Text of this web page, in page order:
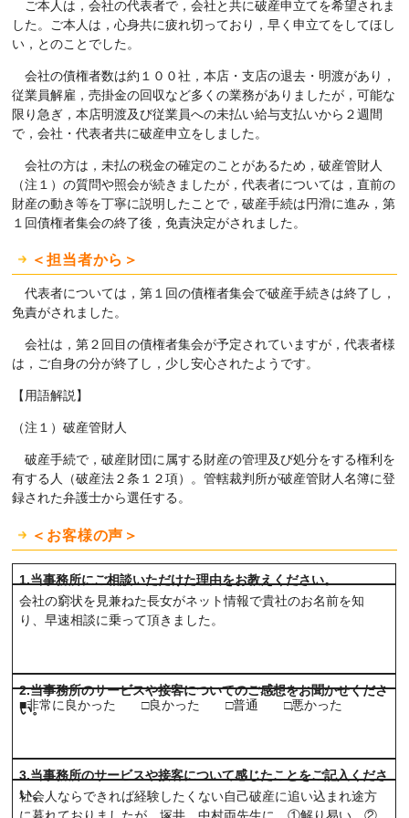
ご本人は，会社の代表者で，会社と共に破産申立てを希望されま
した。ご本人は，心身共に疲れ切っており，早く申立てをしてほし
い，とのことでした。
会社の債権者数は約１００社，本店・支店の退去・明渡があり，
従業員解雇，売掛金の回収など多くの業務がありましたが，可能な
限り急ぎ，本店明渡及び従業員への未払い給与支払いから２週間
で，会社・代表者共に破産申立をしました。
会社の方は，未払の税金の確定のことがあるため，破産管財人
（注１）の質問や照会が続きましたが，代表者については，直前の
財産の動き等を丁寧に説明したことで，破産手続は円滑に進み，第
１回債権者集会の終了後，免責決定がされました。
＜担当者から＞
代表者については，第１回の債権者集会で破産手続きは終了し，
免責がされました。
会社は，第２回目の債権者集会が予定されていますが，代表者様
は，ご自身の分が終了し，少し安心されたようです。
【用語解説】
（注１）破産管財人
破産手続で，破産財団に属する財産の管理及び処分をする権利を
有する人（破産法２条１２項）。管轄裁判所が破産管財人名簿に登
録された弁護士から選任する。
＜お客様の声＞
1.当事務所にご相談いただけた理由をお教えください。
会社の窮状を見兼ねた長女がネット情報で貴社のお名前を知
り、早速相談に乗って頂きました。
2.当事務所のサービスや接客についてのご感想をお聞かせくださ
い。
■非常に良かった □良かった □普通 □悪かった
3.当事務所のサービスや接客について感じたことをご記入くださ
い。
社会人ならできれば経験したくない自己破産に追い込まれ途方